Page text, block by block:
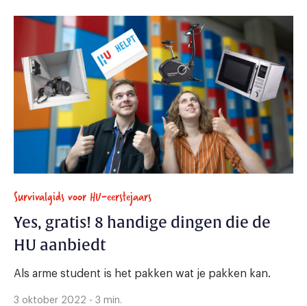
Survivalgids voor HU-eerstejaars
Yes, gratis! 8 handige dingen die de
HU aanbiedt
Als arme student is het pakken wat je pakken kan.
3 oktober 2022 - 3 min.